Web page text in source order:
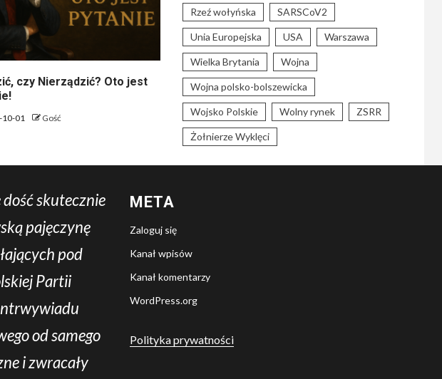
czy Nierządzić? Oto jest
10-01 Gość
Rzeź wołyńska SARSCoV2
Unia Europejska USA Warszawa
Wielka Brytania Wojna
Wojna polsko-bolszewicka
Wojsko Polskie Wolny rynek ZSRR
Żołnierze Wyklęci
skutecznie
pajęczynę
pod
Partii
od samego
i zwracały
META
Zaloguj się
Kanał wpisów
Kanał komentarzy
WordPress.org
Polityka prywatności